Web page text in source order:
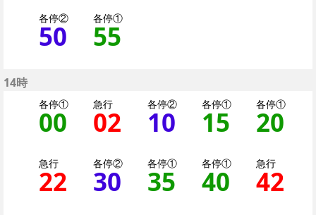
各停②
50 50分はつ 各停（二
各停①
55
14時
各停①
00 0分はつ 各停（二子
急行
02 2分はつ 急行大
各停②
10 10分はつ
各停①
15 15分
各停①
20
急行
22 22分はつ 急行大井町
各停②
30 30分はつ 各停
各停①
35 35分はつ
各停①
40 40分
急行
42